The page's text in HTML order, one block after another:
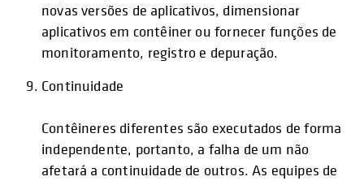
novas versões de aplicativos, dimensionar
aplicativos em contêiner ou fornecer funções de
monitoramento, registro e depuração.
Continuidade
Contêineres diferentes são executados de forma
independente, portanto, a falha de um não
afetará a continuidade de outros. As equipes de